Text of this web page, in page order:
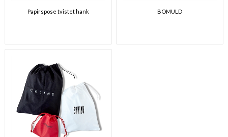
Papirspose tvistet hank BOMULD